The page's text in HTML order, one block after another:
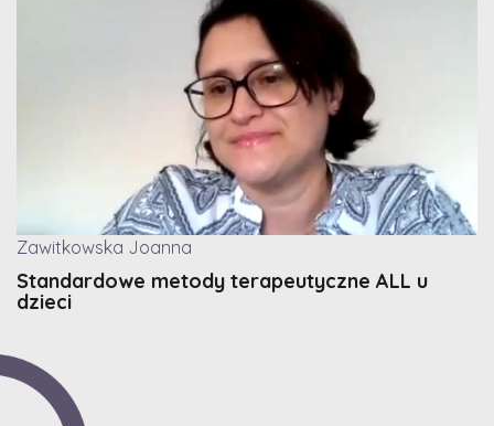
Zawitkowska Joanna
Standardowe metody terapeutyczne ALL u
dzieci